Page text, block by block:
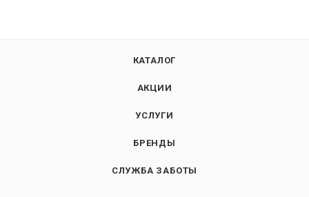
КАТАЛОГ
АКЦИИ
УСЛУГИ
БРЕНДЫ
СЛУЖБА ЗАБОТЫ